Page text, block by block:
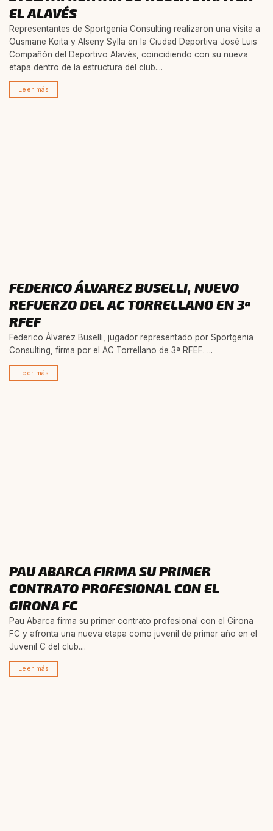
EL ALAVÉS
Representantes de Sportgenia Consulting realizaron una visita a
Ousmane Koita y Alseny Sylla en la Ciudad Deportiva José Luis
Compañón del Deportivo Alavés, coincidiendo con su nueva
etapa dentro de la estructura del club....
Leer más
FEDERICO ÁLVAREZ BUSELLI, NUEVO
REFUERZO DEL AC TORRELLANO EN 3ª
RFEF
Federico Álvarez Buselli, jugador representado por Sportgenia
Consulting, firma por el AC Torrellano de 3ª RFEF. ...
Leer más
PAU ABARCA FIRMA SU PRIMER
CONTRATO PROFESIONAL CON EL
GIRONA FC
Pau Abarca firma su primer contrato profesional con el Girona
FC y afronta una nueva etapa como juvenil de primer año en el
Juvenil C del club....
Leer más